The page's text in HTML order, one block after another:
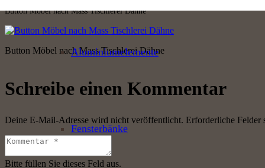
Aluminiumelemente
Fensterbänke
Button Möbel nach Mass Tischlerei Dähne
Button Möbel nach Mass Tischlerei Dähne
Schreibe einen Kommentar
Deine E-Mail-Adresse wird nicht veröffentlicht. Erforderliche Felder
Bitte füllen Sie dieses Feld aus.